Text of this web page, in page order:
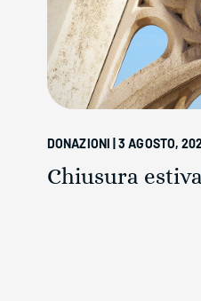
DONAZIONI | 3 AGOSTO,
Chiusura